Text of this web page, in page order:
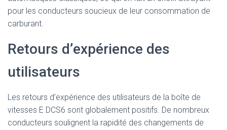
pour les conducteurs soucieux de leur consommation de
carburant.
Retours d’expérience des
utilisateurs
Les retours d’expérience des utilisateurs de la boîte de
vitesses E DCS6 sont globalement positifs. De nombreux
conducteurs soulignent la rapidité des changements de